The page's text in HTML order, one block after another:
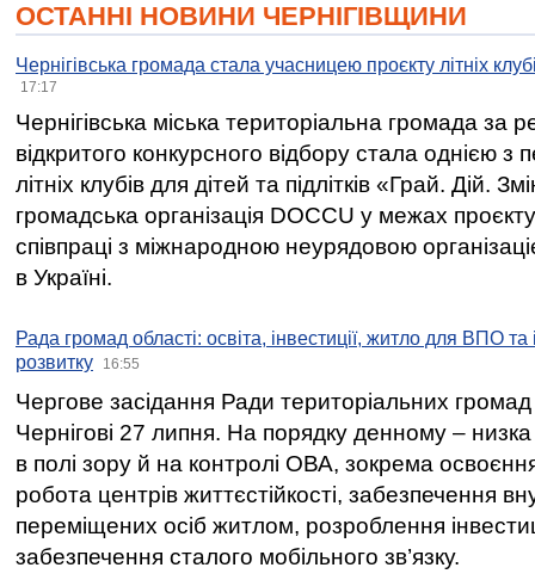
ОСТАННІ НОВИНИ ЧЕРНІГІВЩИНИ
Чернігівська громада стала учасницею проєкту літніх
17:17
Чернігівська міська територіальна громада за
відкритого конкурсного відбору стала однією
літніх клубів для дітей та підлітків «Грай. Дій.
громадська організація DOCCU у межах
співпраці з міжнародною неурядовою
в Україні.
Рада громад області: освіта, інвестиції, житло для ВПО
розвитку
16:55
Чергове засідання Ради територіальних громад
Чернігові 27 липня. На порядку денному –
в полі зору й на контролі ОВА, зокрема освоєння
робота центрів життєстійкості, забезпечення
переміщених осіб житлом, розроблення
забезпечення сталого мобільного зв’язку.